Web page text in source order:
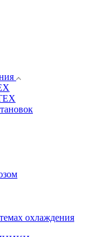
охлаждения